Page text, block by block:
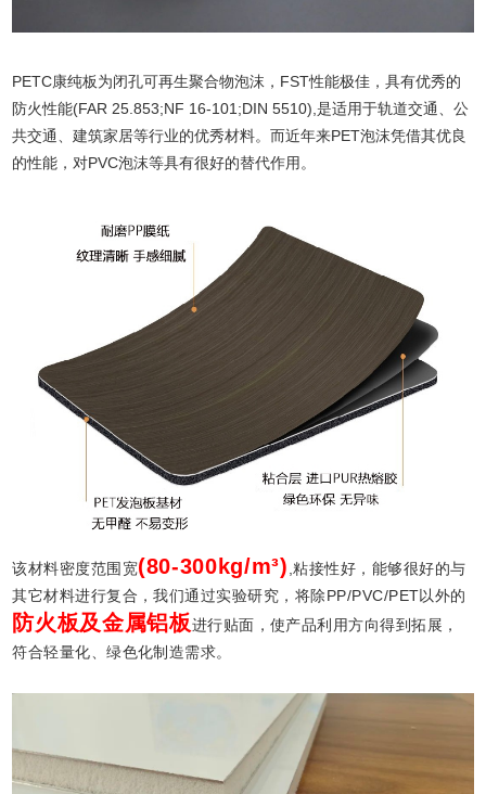
PETC康纯板为闭孔可再生聚合物泡沫，FST性能极佳，具有优秀的
防火性能(FAR 25.853;NF 16-101;DIN 5510),是适用于轨道交通、公
共交通、建筑家居等行业的优秀材料。而近年来PET泡沫凭借其优良
的性能，对PVC泡沫等具有很好的替代作用。
该材料密度范围宽(80-300kg/m³) ,粘接性好，能够很好的与
其它材料进行复合，我们通过实验研究，将除PP/PVC/PET以外的
防火板及金属铝板进行贴面，使产品利用方向得到拓展，
符合轻量化、绿色化制造需求。